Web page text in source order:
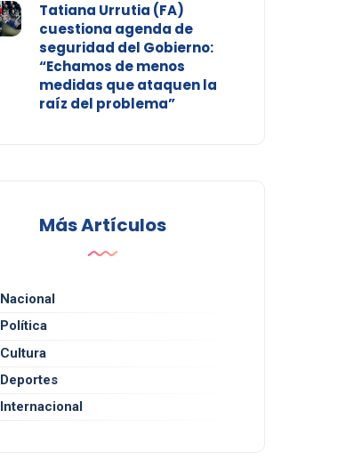
Tatiana Urrutia (FA)
cuestiona agenda de
seguridad del Gobierno:
“Echamos de menos
medidas que ataquen la
raíz del problema”
Más Artículos
Nacional
Política
Cultura
Deportes
Internacional